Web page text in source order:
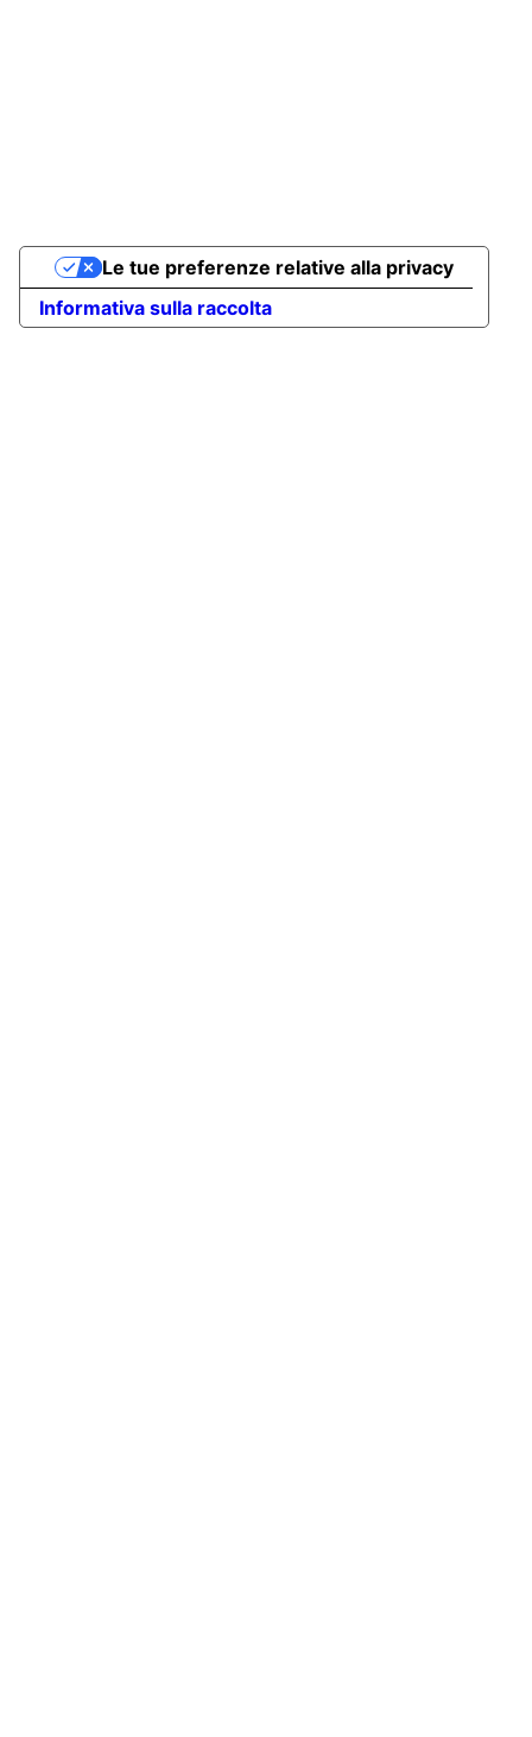
Informativa sulla raccolta
Le tue preferenze relative alla privacy